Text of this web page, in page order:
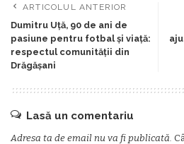
ARTICOLUL ANTERIOR
Dumitru Uță, 90 de ani de
pasiune pentru fotbal și viață:
respectul comunității din
Drăgășani
Lasă un comentariu
Adresa ta de email nu va fi publicată.